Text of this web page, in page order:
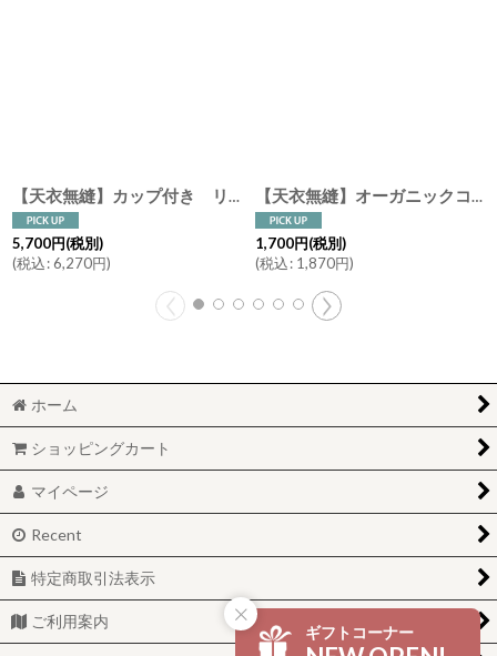
【天衣無縫】カップ付き リブタンクトップ スーピマコットン オーガニックコットン 日本製 ピンク オフホワイト グレー
5,700円(税別)
(税込:6,270円)
【天衣無縫】オーガニックコットン がらがら うさぎ・ぞう/おもちゃ/ギフト/ベビー/日本製
1,700円(税別)
(税込: 1,870円)
ホーム
ショッピングカート
マイページ
Recent
特定商取引法表示
ご利用案内
ギフトコーナー